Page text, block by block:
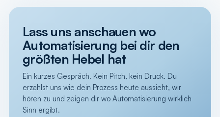
Lass uns anschauen wo
Automatisierung bei dir den
größten Hebel hat
Ein kurzes Gespräch. Kein Pitch, kein Druck. Du
erzählst uns wie dein Prozess heute aussieht, wir
hören zu und zeigen dir wo Automatisierung wirklich
Sinn ergibt.